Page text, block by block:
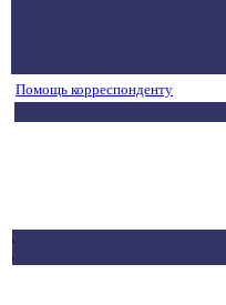
Помощь корреспонденту